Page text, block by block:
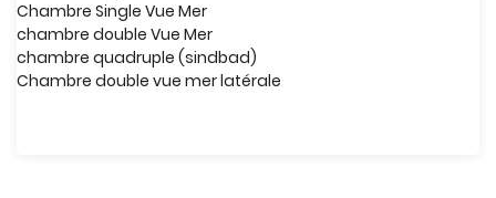
Chambre Single Vue Mer
chambre double Vue Mer
chambre quadruple (sindbad)
Chambre double vue mer latérale